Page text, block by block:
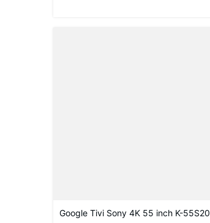
Google Tivi Sony 4K 55 inch K-55S20